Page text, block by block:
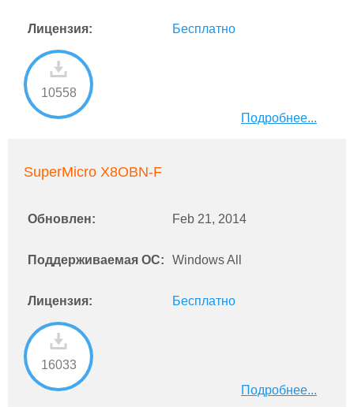
Лицензия: Бесплатно
10558
Подробнее...
SuperMicro X8OBN-F
Обновлен: Feb 21, 2014
Поддерживаемая ОС: Windows All
Лицензия: Бесплатно
16033
Подробнее...